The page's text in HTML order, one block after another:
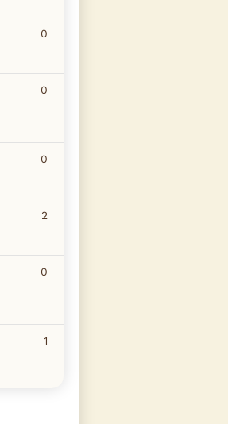
0
0
0
2
0
1